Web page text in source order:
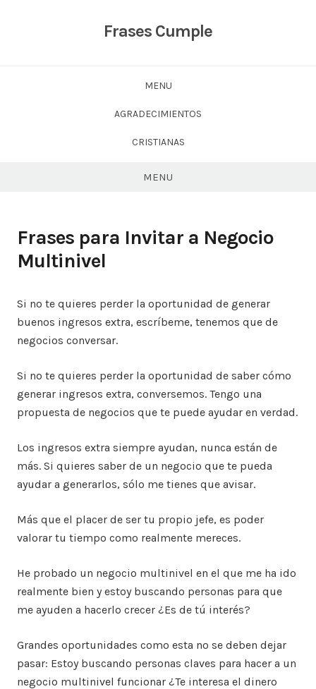
Frases Cumple
MENU
AGRADECIMIENTOS
CRISTIANAS
MENU
Frases para Invitar a Negocio
Multinivel
Si no te quieres perder la oportunidad de generar
buenos ingresos extra, escríbeme, tenemos que de
negocios conversar.
Si no te quieres perder la oportunidad de saber cómo
generar ingresos extra, conversemos. Tengo una
propuesta de negocios que te puede ayudar en verdad.
Los ingresos extra siempre ayudan, nunca están de
más. Si quieres saber de un negocio que te pueda
ayudar a generarlos, sólo me tienes que avisar.
Más que el placer de ser tu propio jefe, es poder
valorar tu tiempo como realmente mereces.
He probado un negocio multinivel en el que me ha ido
realmente bien y estoy buscando personas para que
me ayuden a hacerlo crecer ¿Es de tú interés?
Grandes oportunidades como esta no se deben dejar
pasar: Estoy buscando personas claves para hacer a un
negocio multinivel funcionar ¿Te interesa el dinero